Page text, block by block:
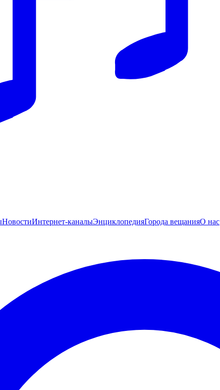
НовостиИнтернет-каналыЭнциклопедияГорода вещанияО нас